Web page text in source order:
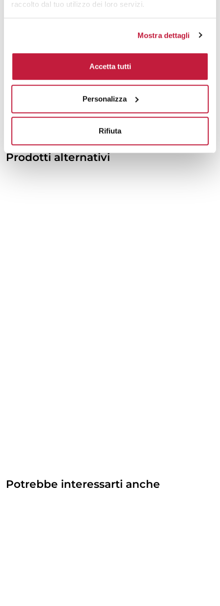
raccolto dal tuo utilizzo dei loro servizi.
Mostra dettagli
Accetta tutti
Personalizza
Rifiuta
8000 € 0,44
Area di personalizzazione
Domande e risposte
Prodotti alternativi
Potrebbe interessarti anche